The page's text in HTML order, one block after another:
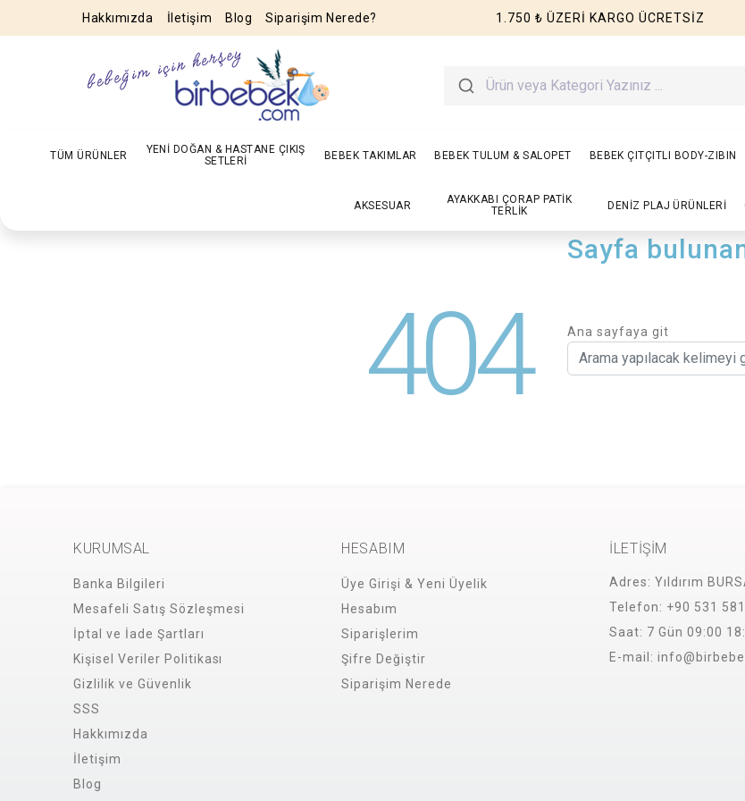
Hakkımızda İletişim Blog Siparişim Nerede? 1.750 ₺ ÜZERİ KARGO ÜCRETSİZ
TÜM ÜRÜNLER
YENİ DOĞAN & HASTANE ÇIKIŞ
SETLERİ
BEBEK TAKIMLAR BEBEK TULUM & SALOPET BEBEK ÇITÇITLI BODY-ZIBIN
AKSESUAR
AYAKKABI ÇORAP PATİK
TERLİK
DENİZ PLAJ ÜRÜNLERİ
404
Sayfa
Ana sayfaya git
KURUMSAL
Banka Bilgileri
Mesafeli Satış Sözleşmesi
İptal ve İade Şartları
Kişisel Veriler Politikası
Gizlilik ve Güvenlik
SSS
Hakkımızda
İletişim
Blog
HESABIM
Üye Girişi & Yeni Üyelik
Hesabım
Siparişlerim
Şifre Değiştir
Siparişim Nerede
İLETİŞİM
Adres: Yıldırım
Telefon: +90 531
Saat: 7 Gün 09:00
E-mail: